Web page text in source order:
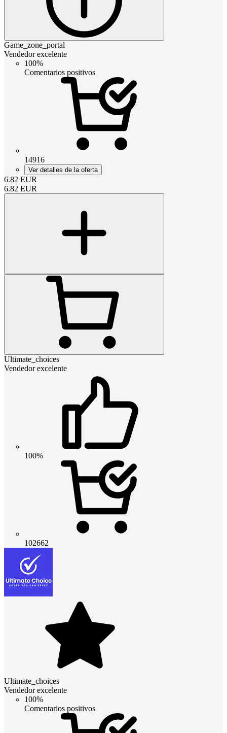
Game_zone_portal
Vendedor excelente
100%
Comentarios positivos
14916
Ver detalles de la oferta
6.82 EUR
6.82 EUR
Ultimate_choices
Vendedor excelente
100%
102662
Ultimate_choices
Vendedor excelente
100%
Comentarios positivos